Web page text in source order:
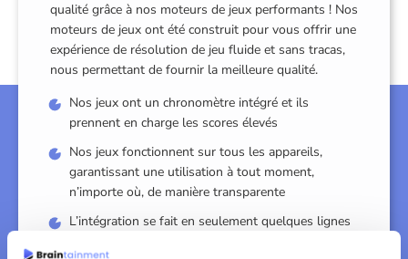
qualité grâce à nos moteurs de jeux performants ! Nos
moteurs de jeux ont été construit pour vous offrir une
expérience de résolution de jeu fluide et sans tracas,
nous permettant de fournir la meilleure qualité.
Nos jeux ont un chronomètre intégré et ils
prennent en charge les scores élevés
Nos jeux fonctionnent sur tous les appareils,
garantissant une utilisation à tout moment,
n’importe où, de manière transparente
L’intégration se fait en seulement quelques lignes